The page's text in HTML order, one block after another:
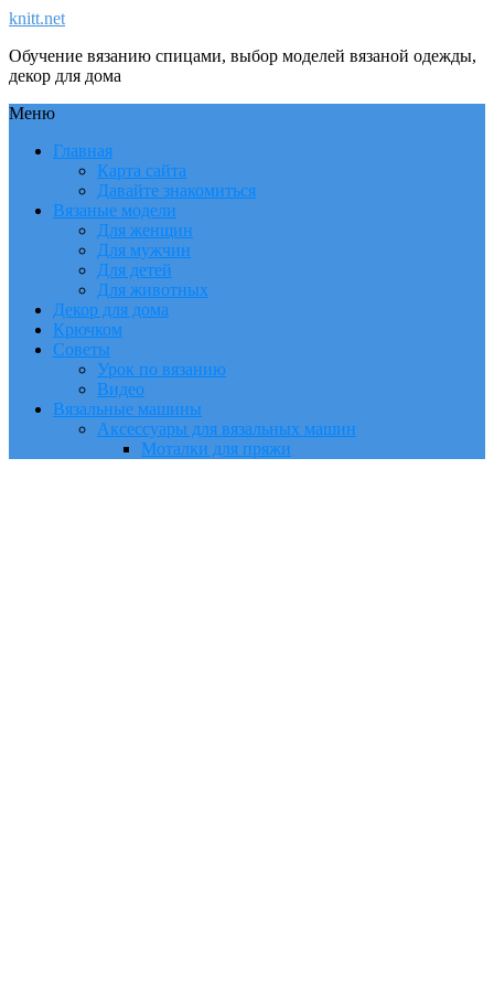
knitt.net
Обучение вязанию спицами, выбор моделей вязаной одежды,
декор для дома
Меню
Главная
Карта сайта
Давайте знакомиться
Вязаные модели
Для женщин
Для мужчин
Для детей
Для животных
Декор для дома
Крючком
Советы
Урок по вязанию
Видео
Вязальные машины
Аксессуары для вязальных машин
Моталки для пряжи